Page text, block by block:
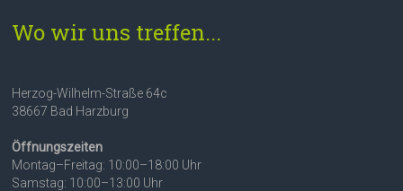
Wo wir uns treffen...
Herzog-Wilhelm-Straße 64c
38667 Bad Harzburg
Öffnungszeiten
Montag–Freitag: 10:00–18:00 Uhr
Samstag: 10:00–13:00 Uhr